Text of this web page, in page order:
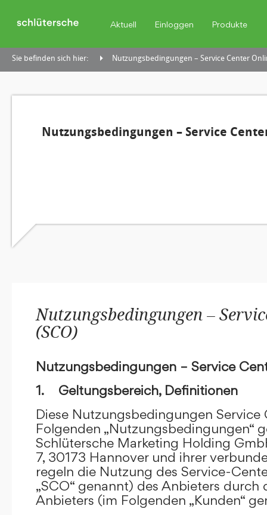
Aktuell Einloggen Produkte
Sie befinden sich hier: Nutzungsbedingungen – Service Center
Nutzungsbedingungen – Service
Nutzungsbedingungen –
(SCO)
Nutzungsbedingungen – Service
1. Geltungsbereich, Definitionen
Diese Nutzungsbedingungen Service
Folgenden „Nutzungsbedingungen“
Schlütersche Marketing Holding
7, 30173 Hannover und ihrer
regeln die Nutzung des Service-
„SCO“ genannt) des Anbieters durch
Anbieters (im Folgenden „Kunden“